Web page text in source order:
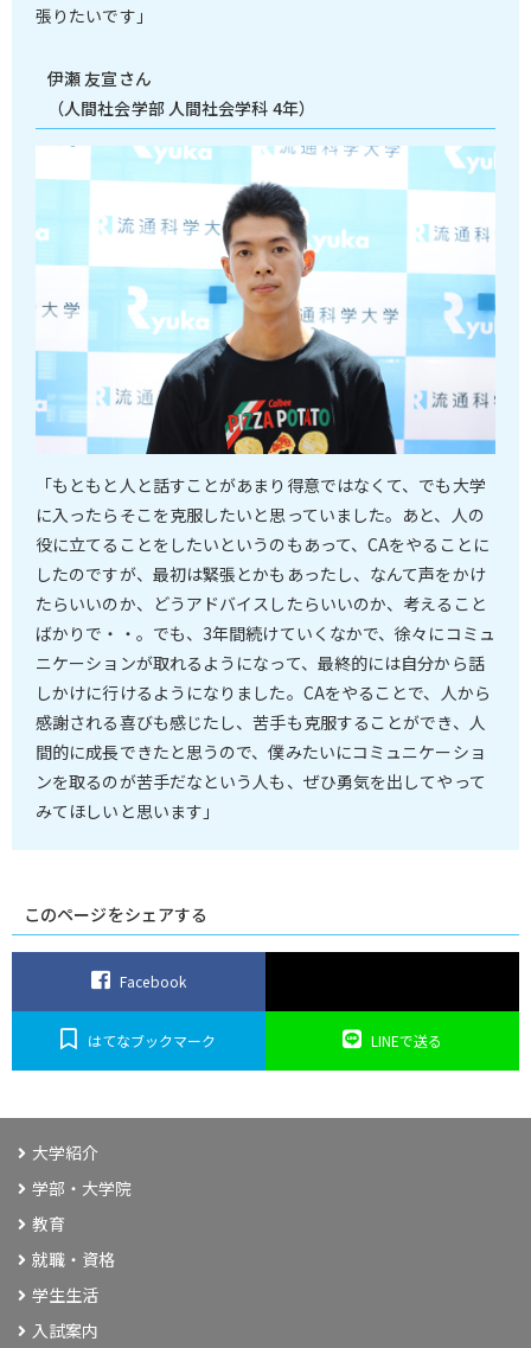
張りたいです」
伊瀬 友宣さん
（人間社会学部 人間社会学科 4年）
「もともと人と話すことがあまり得意ではなくて、でも大学
に入ったらそこを克服したいと思っていました。あと、人の
役に立てることをしたいというのもあって、CAをやることに
したのですが、最初は緊張とかもあったし、なんて声をかけ
たらいいのか、どうアドバイスしたらいいのか、考えること
ばかりで・・。でも、3年間続けていくなかで、徐々にコミュ
ニケーションが取れるようになって、最終的には自分から話
しかけに行けるようになりました。CAをやることで、人から
感謝される喜びも感じたし、苦手も克服することができ、人
間的に成長できたと思うので、僕みたいにコミュニケーショ
ンを取るのが苦手だなという人も、ぜひ勇気を出してやって
みてほしいと思います」
このページをシェアする
Facebook
はてなブックマーク LINEで送る
大学紹介
学部・大学院
教育
就職・資格
学生生活
入試案内